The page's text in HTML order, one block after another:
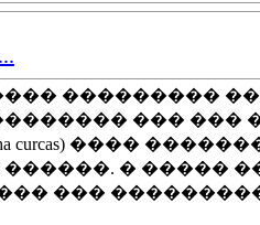
���
���������
��� ���
curcas) ����
� �����
���